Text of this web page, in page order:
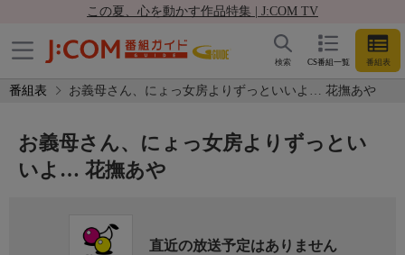
この夏、心を動かす作品特集 | J:COM TV
CS番組一覧 番組表
検索
番組表 お義母さん、にょっ女房よりずっといいよ… 花撫あや
お義母さん、にょっ女房よりずっとい
いよ… 花撫あや
直近の放送予定はありません